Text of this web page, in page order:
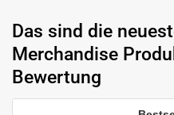
Das sind die
Merchandise
Bewertung